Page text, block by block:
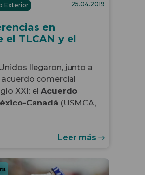
Exterior 25.04.2019
en
el TLCAN y el
llegaron, junto a
acuerdo comercial
XXI: elAcuerdo
Canadá (USMCA,
Leer más